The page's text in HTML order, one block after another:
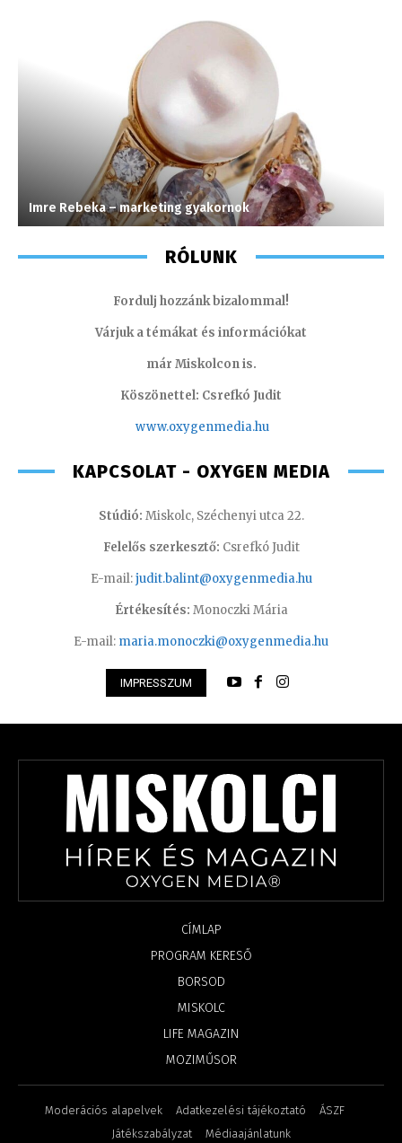
Imre Rebeka – marketing gyakornok
RÓLUNK
Fordulj hozzánk bizalommal!
Várjuk a témákat és információkat
már Miskolcon is.
Köszönettel: Csrefkó Judit
www.oxygenmedia.hu
KAPCSOLAT - OXYGEN MEDIA
Stúdió: Miskolc, Széchenyi utca 22.
Felelős szerkesztő: Csrefkó Judit
E-mail:judit.balint@oxygenmedia.hu
Értékesítés: Monoczki Mária
E-mail: maria.monoczki@oxygenmedia.hu
IMPRESSZUM
CÍMLAP
PROGRAM KERESŐ
BORSOD
MISKOLC
LIFE MAGAZIN
MOZIMŰSOR
Moderációs alapelvek Adatkezelési tájékoztató
ÁSZF
Játékszabályzat
Médiaajánlatunk